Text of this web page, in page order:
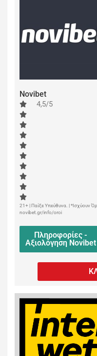
Novibet
4,5/5
21+ | Παίξε Υπεύθυνα. | *Ισχύουν
novibet.gr/info/oroi
Πληροφορίες -
Αξιολόγηση Novibet